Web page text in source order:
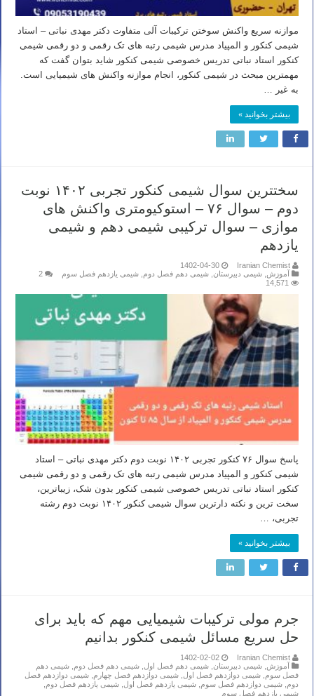
موازنه سریع واکنش سوختن ترکیبات آلی متفاوت دکتر مهدی نباتی – استاد
شیمی کنکور و المپیاد مدرس شیمی رتبه های تک رقمی و دو رقمی شیمی
کنکور استاد نباتی تدریس خصوصی شیمی کنکور شاید بتوان گفت که
مهمترین مبحث در شیمی کنکور، انجام موازنه واکنش های شیمیایی است.
به غیر …
بیشتر بخوانید »
سختترین سوال شیمی کنکور تجربی ۱۴۰۲ نوبت
دوم – سوال ۷۶ – استوکیومتری واکنش های
موازی – سوال ترکیبی شیمی دهم و شیمی
یازدهم
Iranian Chemist
1402-04-30
آموزش شیمی دبیرستان شیمی دهم فصل دوم شیمی یازدهم فصل سوم
2
14,571
پاسخ سوال ۷۶ کنکور تجربی ۱۴۰۲ نوبت دوم دکتر مهدی نباتی – استاد
شیمی کنکور و المپیاد مدرس شیمی رتبه های تک رقمی و دو رقمی شیمی
کنکور استاد نباتی تدریس خصوصی شیمی کنکور بدون شک، زیباترین،
سخت ترین و نکته دارترین سوال شیمی کنکور ۱۴۰۲ نوبت دوم رشته
تجربی، …
بیشتر بخوانید »
جرم مولی ترکیبات شیمیایی مهم که باید برای
حل سریع مسائل شیمی کنکور بدانیم
Iranian Chemist
1402-02-02
آموزش شیمی دبیرستان شیمی دهم فصل اول شیمی دهم فصل دوم شیمی دهم
فصل سوم شیمی دوازدهم فصل اول شیمی دوازدهم فصل چهارم شیمی دوازدهم فصل
دوم شیمی دوازدهم فصل سوم شیمی یازدهم فصل اول شیمی یازدهم فصل دوم
شیمی یازدهم فصل سوم